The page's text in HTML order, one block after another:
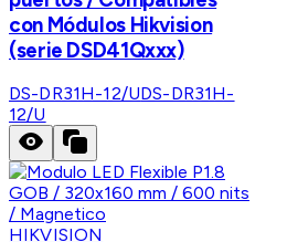
con Módulos Hikvision
(serie DSD41Qxxx)
DS-DR31H-12/UDS-DR31H-
12/U
HIKVISION